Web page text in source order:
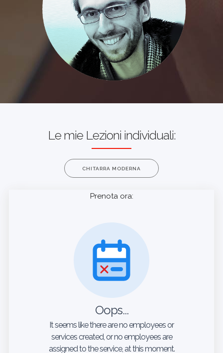
Le mie Lezioni individuali:
CHITARRA MODERNA
Prenota ora:
Oops...
It seems like there are no employees or
services created, or no employees are
assigned to the service, at this moment.